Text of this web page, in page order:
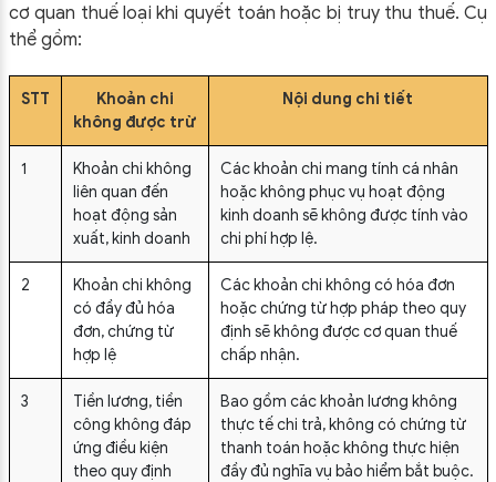
cơ quan thuế loại khi quyết toán hoặc bị truy thu thuế. Cụ
thể gồm:
STT
Khoản chi
không được trừ
Nội dung chi tiết
1
Khoản chi không
liên quan đến
hoạt động sản
xuất, kinh doanh
Các khoản chi mang tính cá nhân
hoặc không phục vụ hoạt động
kinh doanh sẽ không được tính vào
chi phí hợp lệ.
2
Khoản chi không
có đầy đủ hóa
đơn, chứng từ
hợp lệ
Các khoản chi không có hóa đơn
hoặc chứng từ hợp pháp theo quy
định sẽ không được cơ quan thuế
chấp nhận.
3
Tiền lương, tiền
công không đáp
ứng điều kiện
theo quy định
Bao gồm các khoản lương không
thực tế chi trả, không có chứng từ
thanh toán hoặc không thực hiện
đầy đủ nghĩa vụ bảo hiểm bắt buộc.